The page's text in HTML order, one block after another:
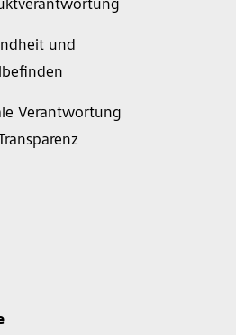
und
Verantwortung